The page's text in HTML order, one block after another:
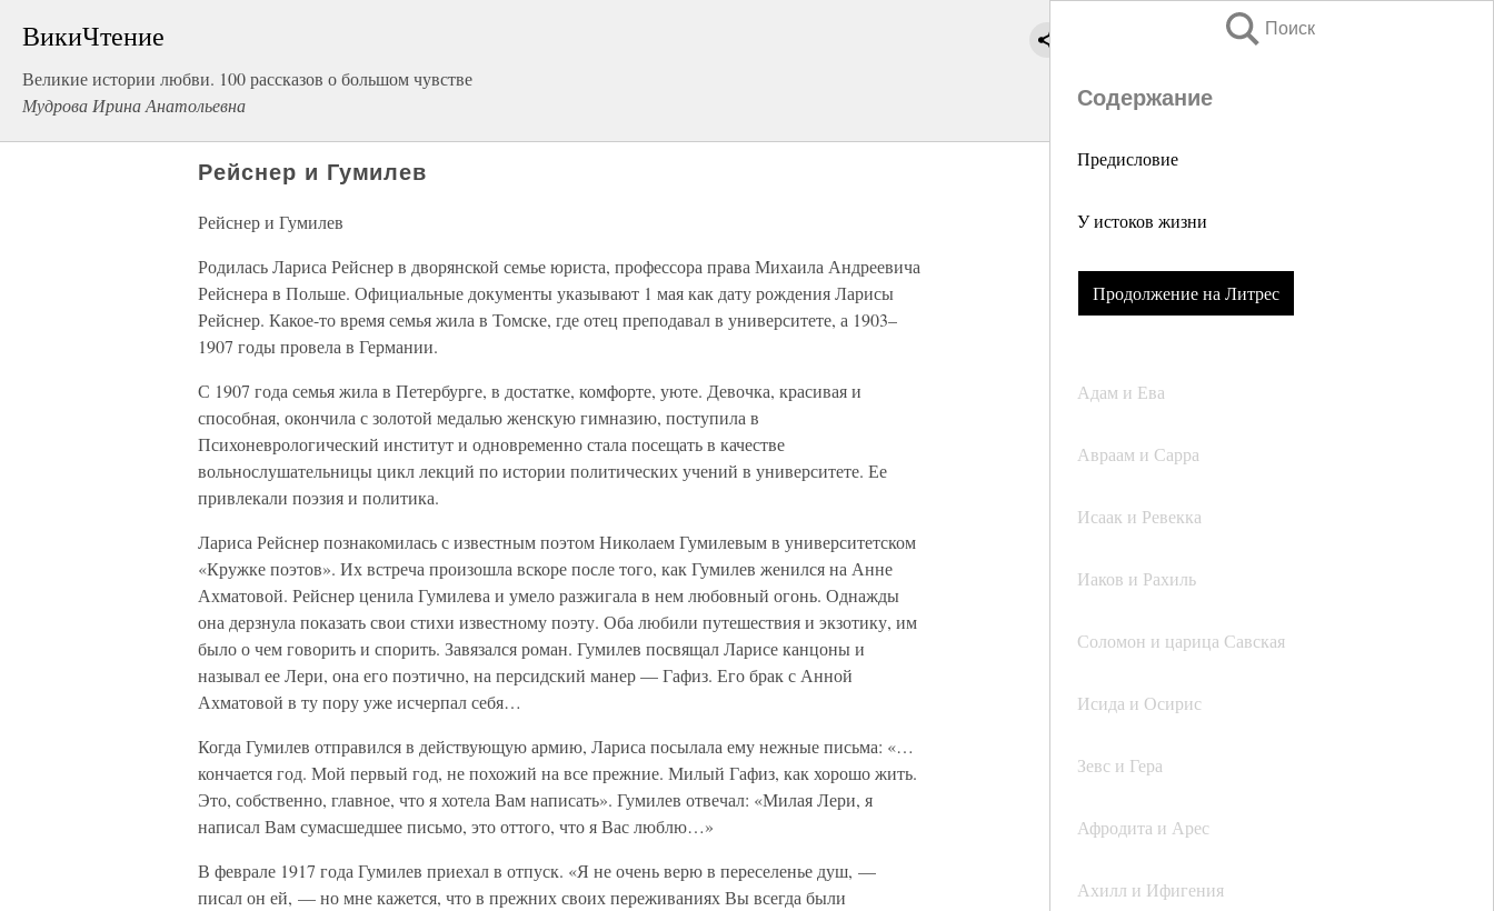
ВикиЧтение
Великие истории любви. 100 рассказов о большом чувстве
Мудрова Ирина Анатольевна
Поиск
Содержание
Предисловие
У истоков жизни
Продолжение на Литрес
Адам и Ева
Авраам и Сарра
Исаак и Ревекка
Иаков и Рахиль
Соломон и царица Савская
Исида и Осирис
Зевс и Гера
Афродита и Арес
Ахилл и Ифигения
Рейснер и Гумилев
Рейснер и Гумилев
Родилась Лариса Рейснер в дворянской семье юриста, профессора права Михаила Андреевича
Рейснера в Польше. Официальные документы указывают 1 мая как дату рождения Ларисы
Рейснер. Какое-то время семья жила в Томске, где отец преподавал в университете, а 1903–
1907 годы провела в Германии.
С 1907 года семья жила в Петербурге, в достатке, комфорте, уюте. Девочка, красивая и
способная, окончила с золотой медалью женскую гимназию, поступила в
Психоневрологический институт и одновременно стала посещать в качестве
вольнослушательницы цикл лекций по истории политических учений в университете. Ее
привлекали поэзия и политика.
Лариса Рейснер познакомилась с известным поэтом Николаем Гумилевым в университетском
«Кружке поэтов». Их встреча произошла вскоре после того, как Гумилев женился на Анне
Ахматовой. Рейснер ценила Гумилева и умело разжигала в нем любовный огонь. Однажды
она дерзнула показать свои стихи известному поэту. Оба любили путешествия и экзотику, им
было о чем говорить и спорить. Завязался роман. Гумилев посвящал Ларисе канцоны и
называл ее Лери, она его поэтично, на персидский манер — Гафиз. Его брак с Анной
Ахматовой в ту пору уже исчерпал себя…
Когда Гумилев отправился в действующую армию, Лариса посылала ему нежные письма: «…
кончается год. Мой первый год, не похожий на все прежние. Милый Гафиз, как хорошо жить.
Это, собственно, главное, что я хотела Вам написать». Гумилев отвечал: «Милая Лери, я
написал Вам сумасшедшее письмо, это оттого, что я Вас люблю…»
В феврале 1917 года Гумилев приехал в отпуск. «Я не очень верю в переселенье душ, —
писал он ей, — но мне кажется, что в прежних своих переживаниях Вы всегда были